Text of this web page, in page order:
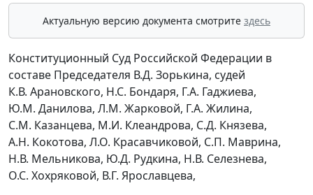
Актуальную версию документа смотрите здесь
Конституционный Суд Российской Федерации в
составе Председателя В.Д. Зорькина, судей
К.В. Арановского, Н.С. Бондаря, Г.А. Гаджиева,
Ю.М. Данилова, Л.М. Жарковой, Г.А. Жилина,
С.М. Казанцева, М.И. Клеандрова, С.Д. Князева,
А.Н. Кокотова, Л.О. Красавчиковой, С.П. Маврина,
Н.В. Мельникова, Ю.Д. Рудкина, Н.В. Селезнева,
О.С. Хохряковой, В.Г. Ярославцева,